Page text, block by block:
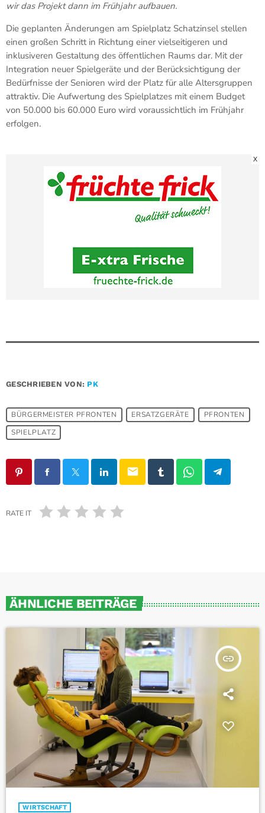
wir das Projekt dann im Frühjahr aufbauen.
Die geplanten Änderungen am Spielplatz Schatzinsel stellen
einen großen Schritt in Richtung einer vielseitigeren und
inklusiveren Gestaltung des öffentlichen Raums dar. Mit der
Integration neuer Spielgeräte und der Berücksichtigung der
Bedürfnisse der Senioren wird der Platz für alle Altersgruppen
attraktiv. Die Aufwertung des Spielplatzes mit einem Budget
von 50.000 bis 60.000 Euro wird voraussichtlich im Frühjahr
erfolgen.
X
GESCHRIEBEN VON: PK
BÜRGERMEISTER PFRONTEN ERSATZGERÄTE
PFRONTEN
SPIELPLATZ
email
RATE IT
ÄHNLICHE BEITRÄGE
insert_link
WIRTSCHAFT